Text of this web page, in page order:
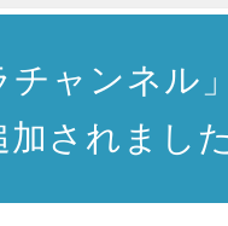
チャンネル
されまし